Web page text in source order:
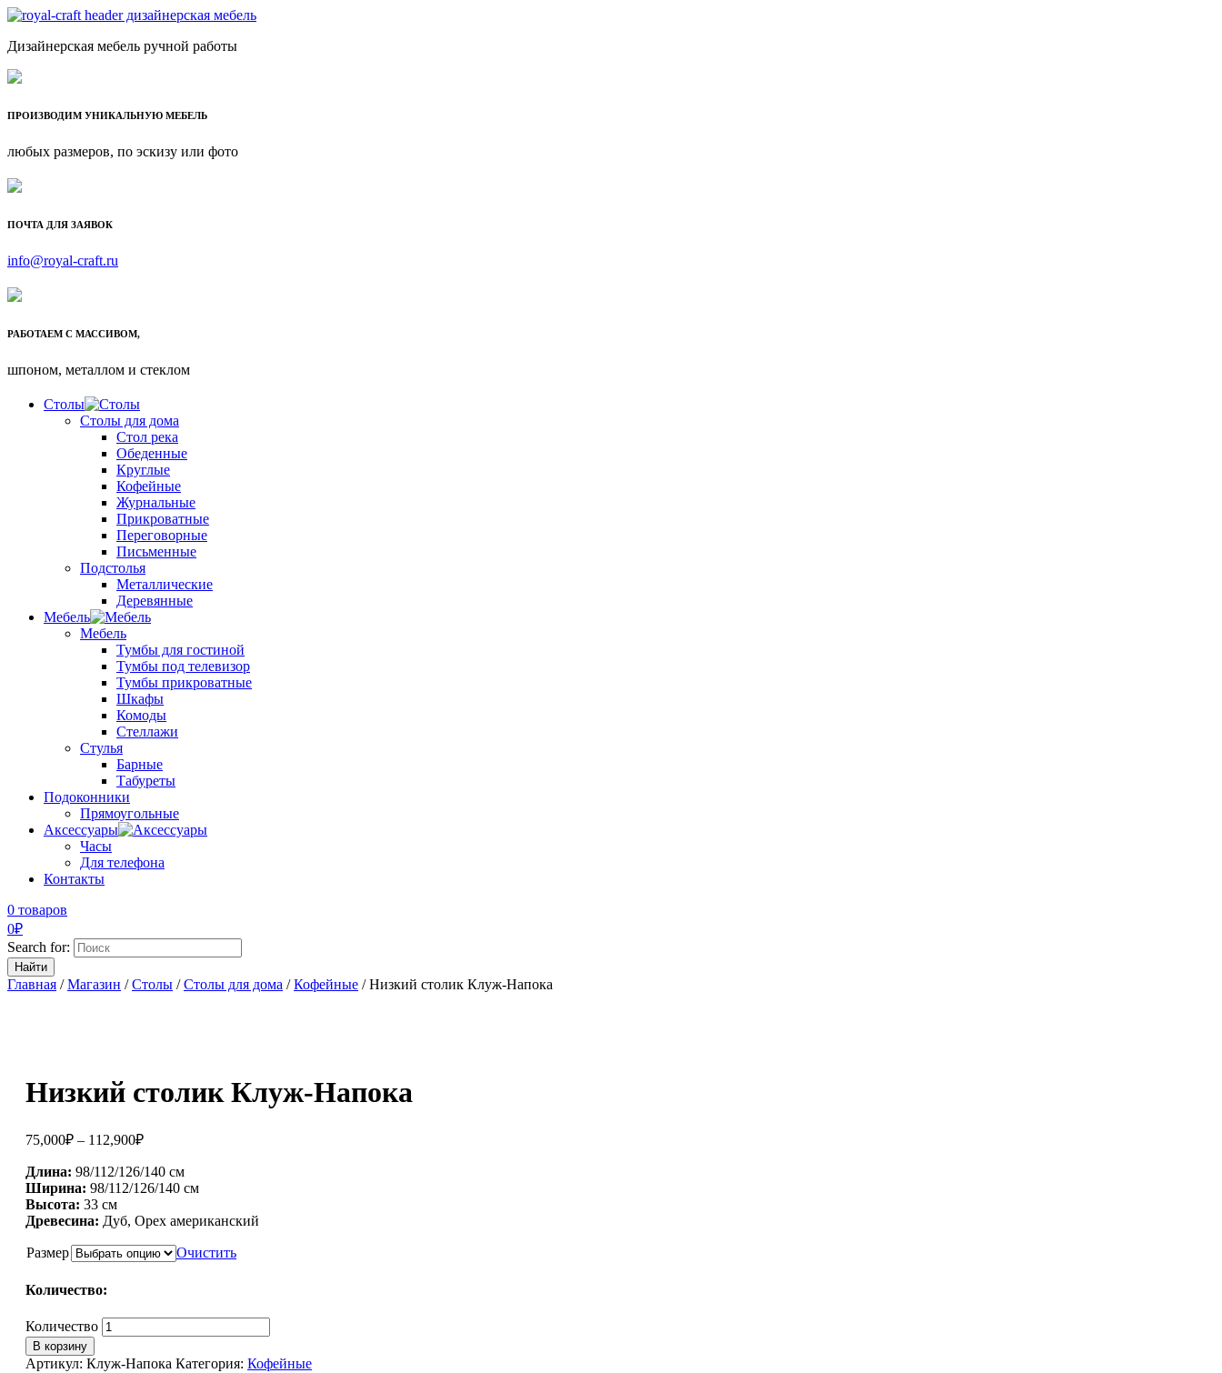
Дизайнерская мебель ручной работы
ПРОИЗВОДИМ УНИКАЛЬНУЮ МЕБЕЛЬ
любых размеров, по эскизу или фото
ПОЧТА ДЛЯ ЗАЯВОК
info@royal-craft.ru
РАБОТАЕМ С МАССИВОМ,
шпоном, металлом и стеклом
Столы
Столы для дома
Стол река
Обеденные
Круглые
Кофейные
Журнальные
Прикроватные
Переговорные
Письменные
Подстолья
Металлические
Деревянные
Мебель
Мебель
Тумбы для гостиной
Тумбы под телевизор
Тумбы прикроватные
Шкафы
Комоды
Стеллажи
Стулья
Барные
Табуреты
Подоконники
Прямоугольные
Аксессуары
Часы
Для телефона
Контакты
0 товаров
0₽
Search for:
Главная /Магазин /Столы /Столы для дома /Кофейные / Низкий столик Клуж-Напока
Низкий столик Клуж-Напока
75,000₽ – 112,900₽
Длина: 98/112/126/140 см
Ширина: 98/112/126/140 см
Высота: 33 см
Древесина: Дуб, Орех американский
Размер Очистить
Количество:
Количество
В корзину
Артикул: Клуж-Напока Категория: Кофейные